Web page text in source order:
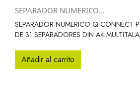
SEPARADOR NUMERICO...
SEPARADOR NUMERICO Q-CONNECT
DE 31 SEPARADORES DIN A4
Añadir al carrito